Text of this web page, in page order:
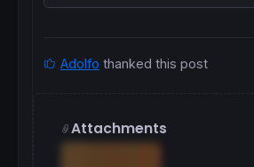
elsif c2 then
mytimeframe=
endif
Adolfo thanked this post
Attachments